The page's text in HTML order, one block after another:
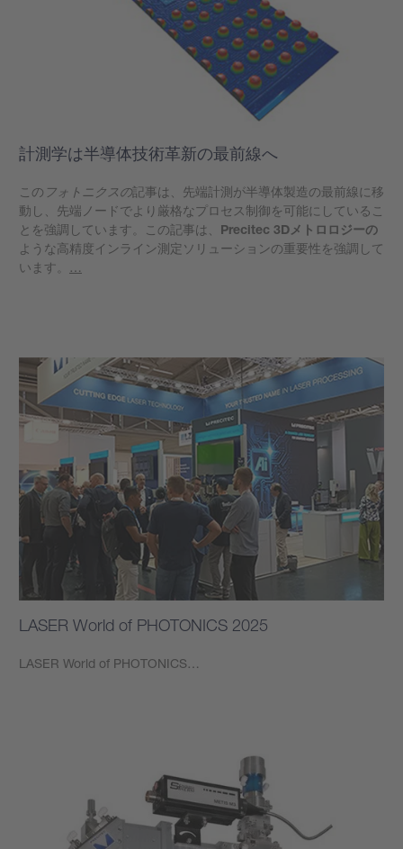
計測学は半導体技術革新の最前線へ
この フォトニクスの記事は、先端計測が半導体製造の最前線に移
動し、先端ノードでより厳格なプロセス制御を可能にしているこ
とを強調しています。この記事は、 Precitec 3Dメトロロジーの
ような高精度インライン測定ソリューションの重要性を強調して
います。
…
LASER World of PHOTONICS 2025
LASER World of PHOTONICS…